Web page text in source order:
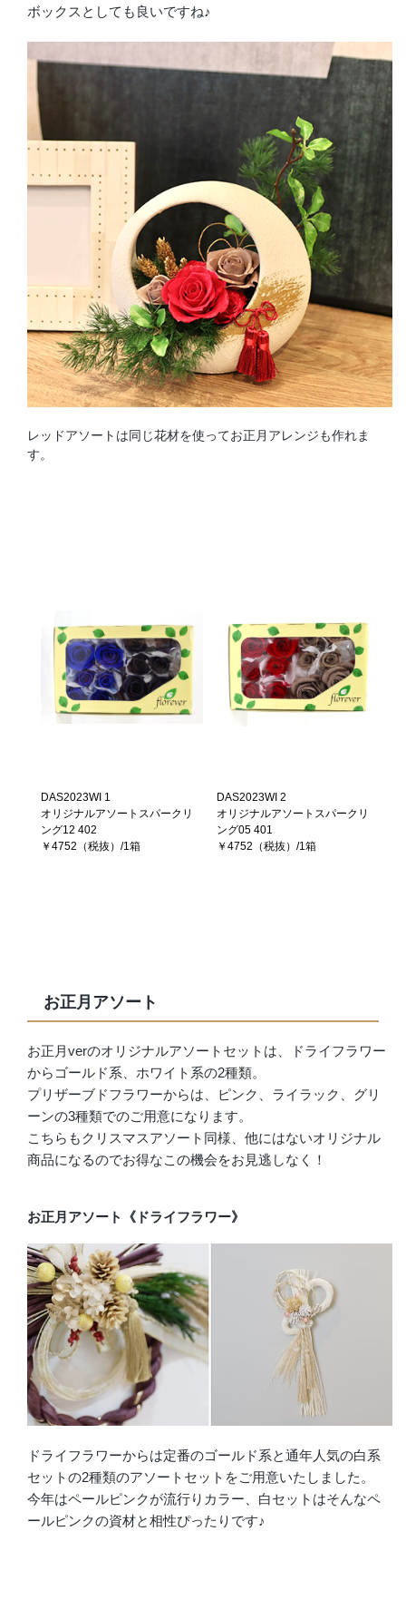
ボックスとしても良いですね♪
レッドアソートは同じ花材を使ってお正月アレンジも作れま
す。
DAS2023WI 1
オリジナルアソートスパークリ
ング12 402
￥4752（税抜）/1箱
DAS2023WI 2
オリジナルアソートスパークリ
ング05 401
￥4752（税抜）/1箱
お正月アソート
お正月verのオリジナルアソートセットは、ドライフラワー
からゴールド系、ホワイト系の2種類。
プリザーブドフラワーからは、ピンク、ライラック、グリ
ーンの3種類でのご用意になります。
こちらもクリスマスアソート同様、他にはないオリジナル
商品になるのでお得なこの機会をお見逃しなく！
お正月アソート《ドライフラワー》
ドライフラワーからは定番のゴールド系と通年人気の白系
セットの2種類のアソートセットをご用意いたしました。
今年はペールピンクが流行りカラー、白セットはそんなペ
ールピンクの資材と相性ぴったりです♪